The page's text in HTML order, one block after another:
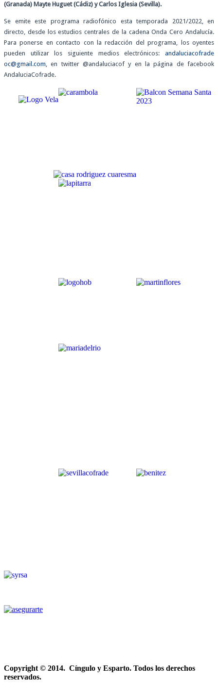
(Granada) Mayte Huguet (Cádiz) y Carlos Iglesia (Sevilla).
Se emite este programa radiofónico esta temporada 2021/2022, en
directo, desde los estudios centrales de la cadena Onda Cero Andalucía.
Para ponerse en contacto con la redacción del programa, los oyentes
pueden utilizar los siguiente medios electrónicos: andaluciacofrade
oc@gmail.com , en twitter @andaluciacof y en la página de facebook
AndaluciaCofrade.
Copyright © 2014. Cíngulo y Esparto. Todos los derechos
reservados.